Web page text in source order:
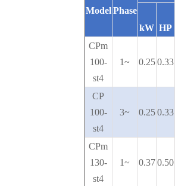
ModelPhase
kW HP
CPm
100-
st4
1~ 0.250.33
CP
100-
st4
3~ 0.250.33
CPm
130-
st4
1~ 0.370.50